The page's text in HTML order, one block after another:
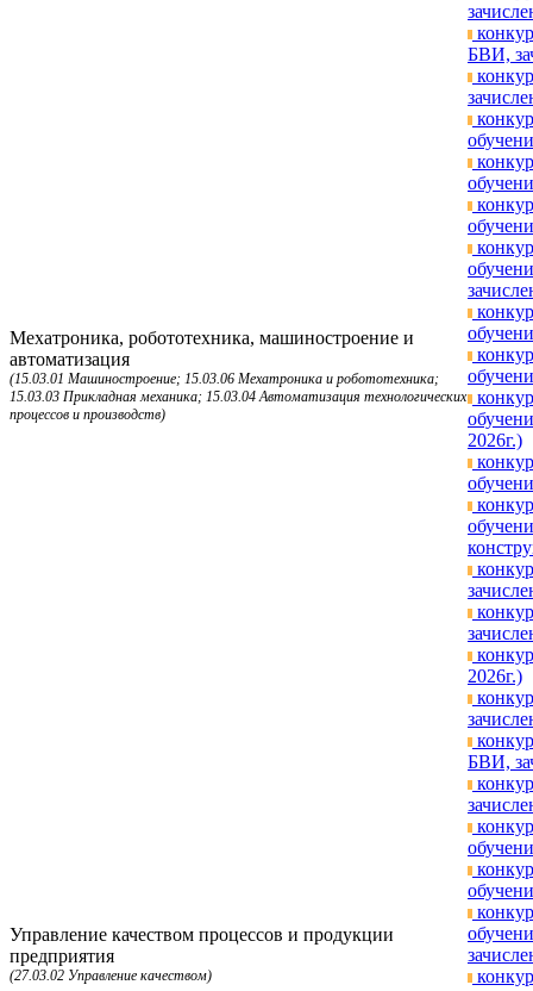
Мехатроника, робототехника, машиностроение и
автоматизация
(15.03.01 Машиностроение; 15.03.06 Мехатроника и робототехника;
15.03.03 Прикладная механика; 15.03.04 Автоматизация технологических
процессов и производств)
БВИ,
2026г.)
2026г.)
Управление качеством процессов и продукции
предприятия
(27.03.02 Управление качеством)
БВИ,